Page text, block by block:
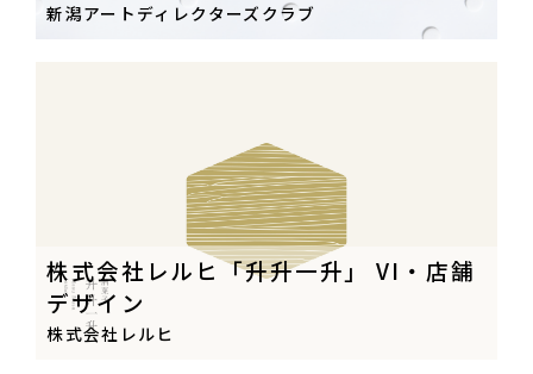
新潟アートディレクターズクラブ
株式会社レルヒ「升升一升」 VI・店舗
デザイン
株式会社レルヒ